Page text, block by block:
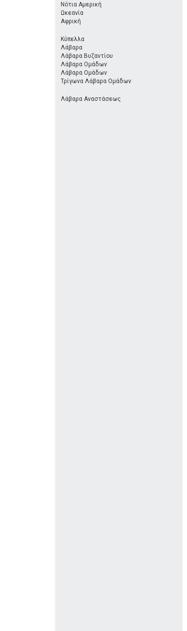
Νότια Αμερική
Ωκεανία
Αφρική
Κύπελλα
Λάβαρα
Λάβαρα Βυζαντίου
Λάβαρα Ομάδων
Λάβαρα Ομάδων
Τρίγωνα Λάβαρα Ομάδων
Λάβαρα Αναστάσεως